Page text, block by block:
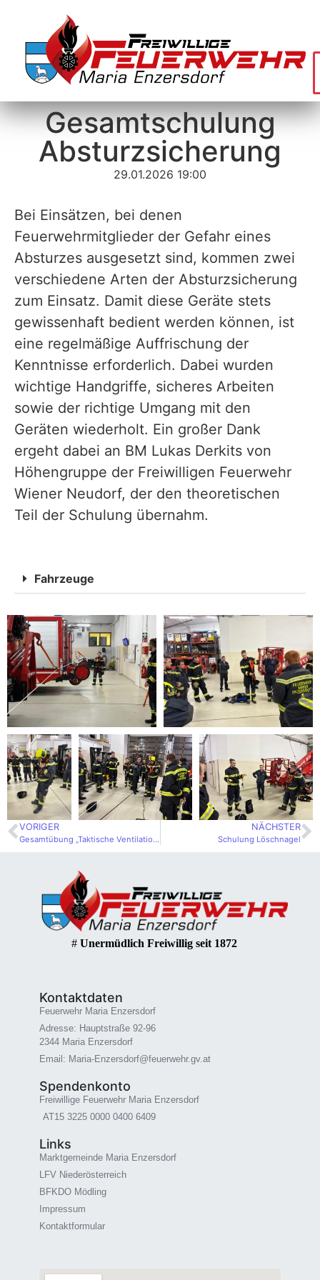
Gesamtschulung
Absturzsicherung
29.01.2026 19:00
Bei Einsätzen, bei denen
Feuerwehrmitglieder der Gefahr eines
Absturzes ausgesetzt sind, kommen zwei
verschiedene Arten der Absturzsicherung
zum Einsatz. Damit diese Geräte stets
gewissenhaft bedient werden können, ist
eine regelmäßige Auffrischung der
Kenntnisse erforderlich. Dabei wurden
wichtige Handgriffe, sicheres Arbeiten
sowie der richtige Umgang mit den
Geräten wiederholt. Ein großer Dank
ergeht dabei an BM Lukas Derkits von
Höhengruppe der Freiwilligen Feuerwehr
Wiener Neudorf, der den theoretischen
Teil der Schulung übernahm.
Fahrzeuge
VORIGER
Gesamtübung „Taktische Ventilation“
NÄCHSTER
Schulung Löschnagel
# Unermüdlich Freiwillig seit 1872
Kontaktdaten
Feuerwehr Maria Enzersdorf
Adresse: Hauptstraße 92-96
2344 Maria Enzersdorf
Email: Maria-Enzersdorf@feuerwehr.gv.at
Spendenkonto
Freiwillige Feuerwehr Maria Enzersdorf
AT15 3225 0000 0400 6409
Links
Marktgemeinde Maria Enzersdorf
LFV Niederösterreich
BFKDO Mödling
Impressum
Kontaktformular